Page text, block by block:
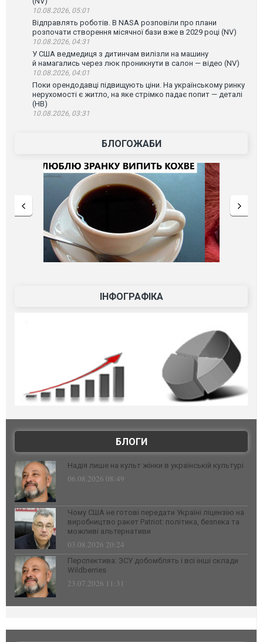
10.08.2026, 05:01
Відправлять роботів. В NASA розповіли про плани
розпочати створення місячної бази вже в 2029 році (NV)
10.08.2026, 04:31
У США ведмедиця з дитинчам вилізли на машину
й намагались через люк проникнути в салон — відео (NV)
10.08.2026, 04:01
Поки орендодавці підвищують ціни. На українському ринку
нерухомості є житло, на яке стрімко падає попит — деталі
(НВ)
10.08.2026, 03:31
БЛОГОЖАБИ
ІНФОГРАФІКА
БЛОГИ
Надія лише на культ жінки в українській культурі
06.08.2026 08:49
Чому США не готові передати Україні ліцензію на
виробництво ракет Patriot: політика, безпека та
можливі альтернативи
03.08.2026 20:24
Перспектива: ЗСУ добомблять і всі інші склади
Wildberries
23.07.2026 11:31